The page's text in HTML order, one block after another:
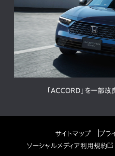
「ACCORD」を一部
サイトマップ
プラ
ソーシャルメディア利用規約